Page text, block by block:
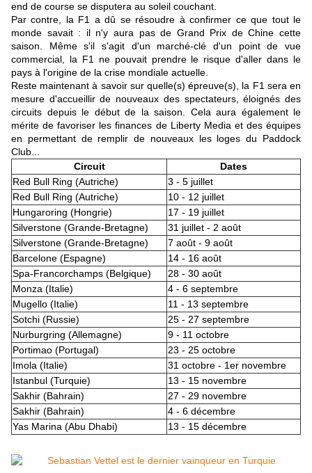
end de course se disputera au soleil couchant.
Par contre, la F1 a dû se résoudre à confirmer ce que tout le
monde savait : il n'y aura pas de Grand Prix de Chine cette
saison. Même s'il s'agit d'un marché-clé d'un point de vue
commercial, la F1 ne pouvait prendre le risque d'aller dans le
pays à l'origine de la crise mondiale actuelle.
Reste maintenant à savoir sur quelle(s) épreuve(s), la F1 sera en
mesure d'accueillir de nouveaux des spectateurs, éloignés des
circuits depuis le début de la saison. Cela aura également le
mérite de favoriser les finances de Liberty Media et des équipes
en permettant de remplir de nouveaux les loges du Paddock
Club...
Circuit
Dates
Red Bull Ring (Autriche)
3 - 5 juillet
Red Bull Ring (Autriche)
10 - 12 juillet
Hungaroring (Hongrie)
17 - 19 juillet
Silverstone (Grande-Bretagne)
31 juillet - 2 août
Silverstone (Grande-Bretagne)
7 août - 9 août
Barcelone (Espagne)
14 - 16 août
Spa-Francorchamps (Belgique)
28 - 30 août
Monza (Italie)
4 - 6 septembre
Mugello (Italie)
11 - 13 septembre
Sotchi (Russie)
25 - 27 septembre
Nurburgring (Allemagne)
9 - 11 octobre
Portimao (Portugal)
23 - 25 octobre
Imola (Italie)
31 octobre - 1er novembre
Istanbul (Turquie)
13 - 15 novembre
Sakhir (Bahrain)
27 - 29 novembre
Sakhir (Bahrain)
4 - 6 décembre
Yas Marina (Abu Dhabi)
13 - 15 décembre